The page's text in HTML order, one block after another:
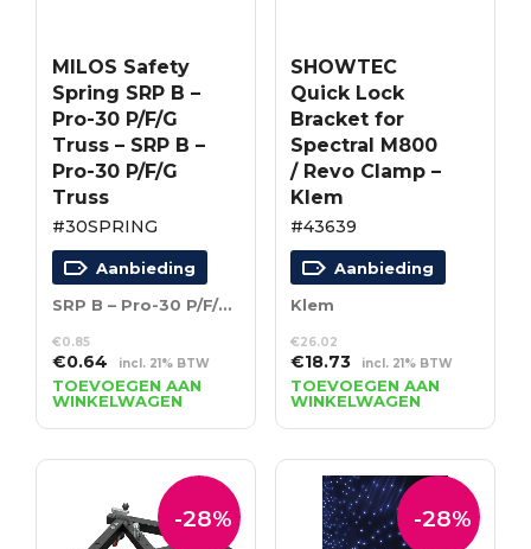
MILOS Safety
Spring SRP B –
Pro-30 P/F/G
Truss – SRP B –
Pro-30 P/F/G
Truss
#30SPRING
Aanbieding
SRP B – Pro-30 P/F/G Truss
€0.85
Oorspronkelijke
prijs
was:
€0.85.
€0.64Huidige
prijs
is:
€0.64.
incl. 21% BTW
TOEVOEGEN AAN
WINKELWAGEN
SHOWTEC
Quick Lock
Bracket for
Spectral M800
/ Revo Clamp –
Klem
#43639
Aanbieding
Klem
€26.02
Oorspronkelijke
prijs
was:
€26.02.
€18.73Huidige
prijs
is:
€18.73.
incl. 21% BTW
TOEVOEGEN AAN
WINKELWAGEN
-28% -28%